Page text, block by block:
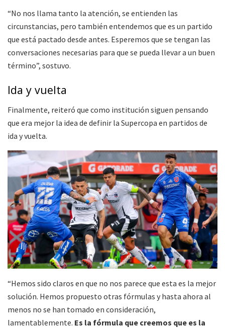
“No nos llama tanto la atención, se entienden las
circunstancias, pero también entendemos que es un partido
que está pactado desde antes. Esperemos que se tengan las
conversaciones necesarias para que se pueda llevar a un buen
término”, sostuvo.
Ida y vuelta
Finalmente, reiteró que como institución siguen pensando
que era mejor la idea de definir la Supercopa en partidos de
ida y vuelta.
“Hemos sido claros en que no nos parece que esta es la mejor
solución. Hemos propuesto otras fórmulas y hasta ahora al
menos no se han tomado en consideración,
lamentablemente. Es la fórmula que creemos que es la